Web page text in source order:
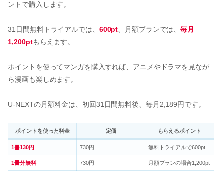
ントで購入します。
31日間無料トライアルでは、 600pt、月額プランでは、 毎月
1,200ptもらえます。
ポイントを使ってマンガを購入すれば、アニメやドラマを見なが
ら漫画も楽しめます。
U-NEXTの月額料金は、初回31日間無料後、毎月2,189円です。
ポイントを使った料金 定価 もらえるポイント
1冊130円 730円 無料トライアルで600pt
1冊分無料 730円 月額プランの場合1,200pt